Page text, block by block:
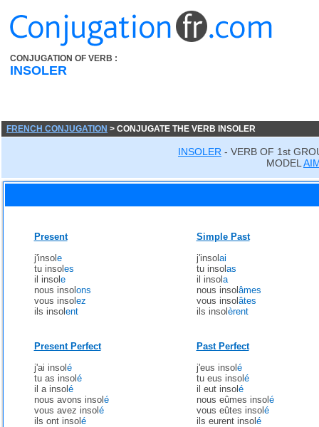
CONJUGATION OF VERB :
INSOLER
FRENCH CONJUGATION > CONJUGATE THE VERB INSOLER
INSOLER - VERB OF 1st
MODEL
Present
j'insol e
tu insol es
il insol e
nous insol ons
vous insol ez
ils insol ent
Simple Past
j'insol ai
tu insol as
il insol a
nous insol âmes
vous insol âtes
ils insol èrent
Present Perfect
j'ai insol é
tu as insol é
il a insol é
nous avons insol é
vous avez insol é
ils ont insol é
Past Perfect
j'eus insol é
tu eus insol é
il eut insol é
nous eûmes insol é
vous eûtes insol é
ils eurent insol é